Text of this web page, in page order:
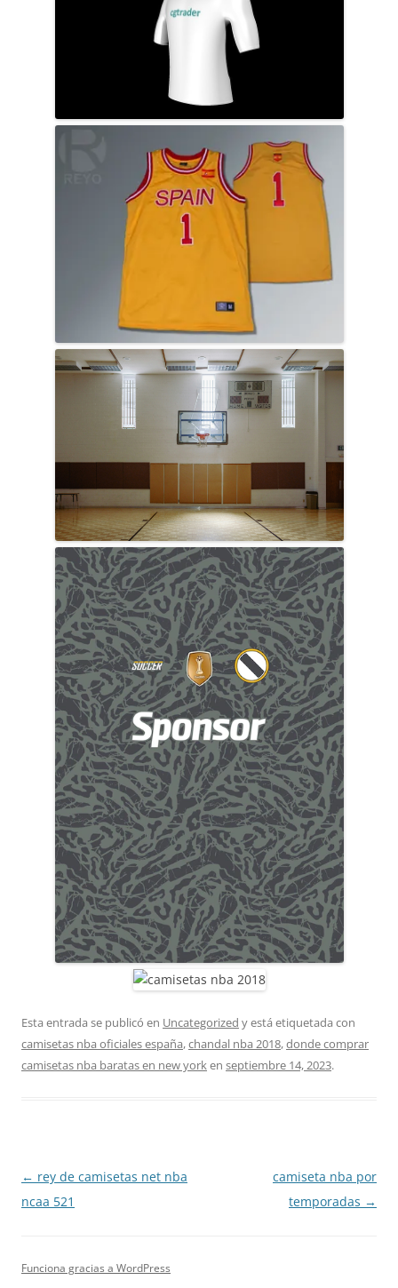
Esta entrada se publicó en Uncategorized y está etiquetada con
camisetas nba oficiales españa,chandal nba 2018,donde comprar
camisetas nba baratas en new yorken septiembre 14, 2023.
Navegación
de
← rey de camisetas net nba
ncaa 521
camiseta nba por
temporadas →
Funciona gracias a WordPress